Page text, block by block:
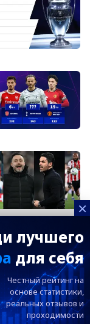
×
лучшего
для себя
Честный рейтинг на
основе статистики,
реальныхотзывов и
проходимости
Челси
от